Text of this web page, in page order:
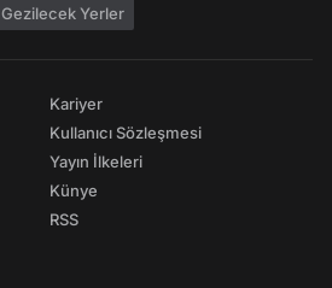
Gezilecek Yerler
Kariyer
Kullanıcı Sözleşmesi
Yayın İlkeleri
Künye
RSS